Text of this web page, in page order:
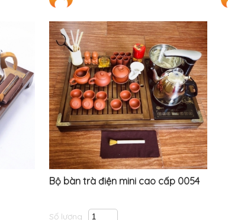
Bộ bàn trà điện mini cao cấp 0054
Số lượng